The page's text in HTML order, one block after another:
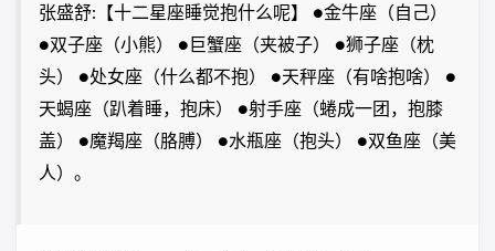
张盛舒:【十二星座睡觉抱什么呢】 ●金牛座（自己）
●双子座（小熊） ●巨蟹座（夹被子） ●狮子座（枕
头） ●处女座（什么都不抱） ●天秤座（有啥抱啥） ●
天蝎座（趴着睡，抱床） ●射手座（蜷成一团，抱膝
盖） ●魔羯座（胳膊） ●水瓶座（抱头） ●双鱼座（美
人）。